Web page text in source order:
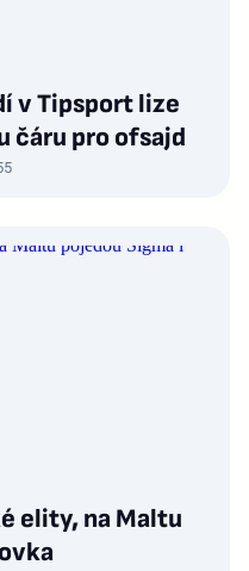
v Tipsport lize
čáru pro ofsajd
elity, na Maltu